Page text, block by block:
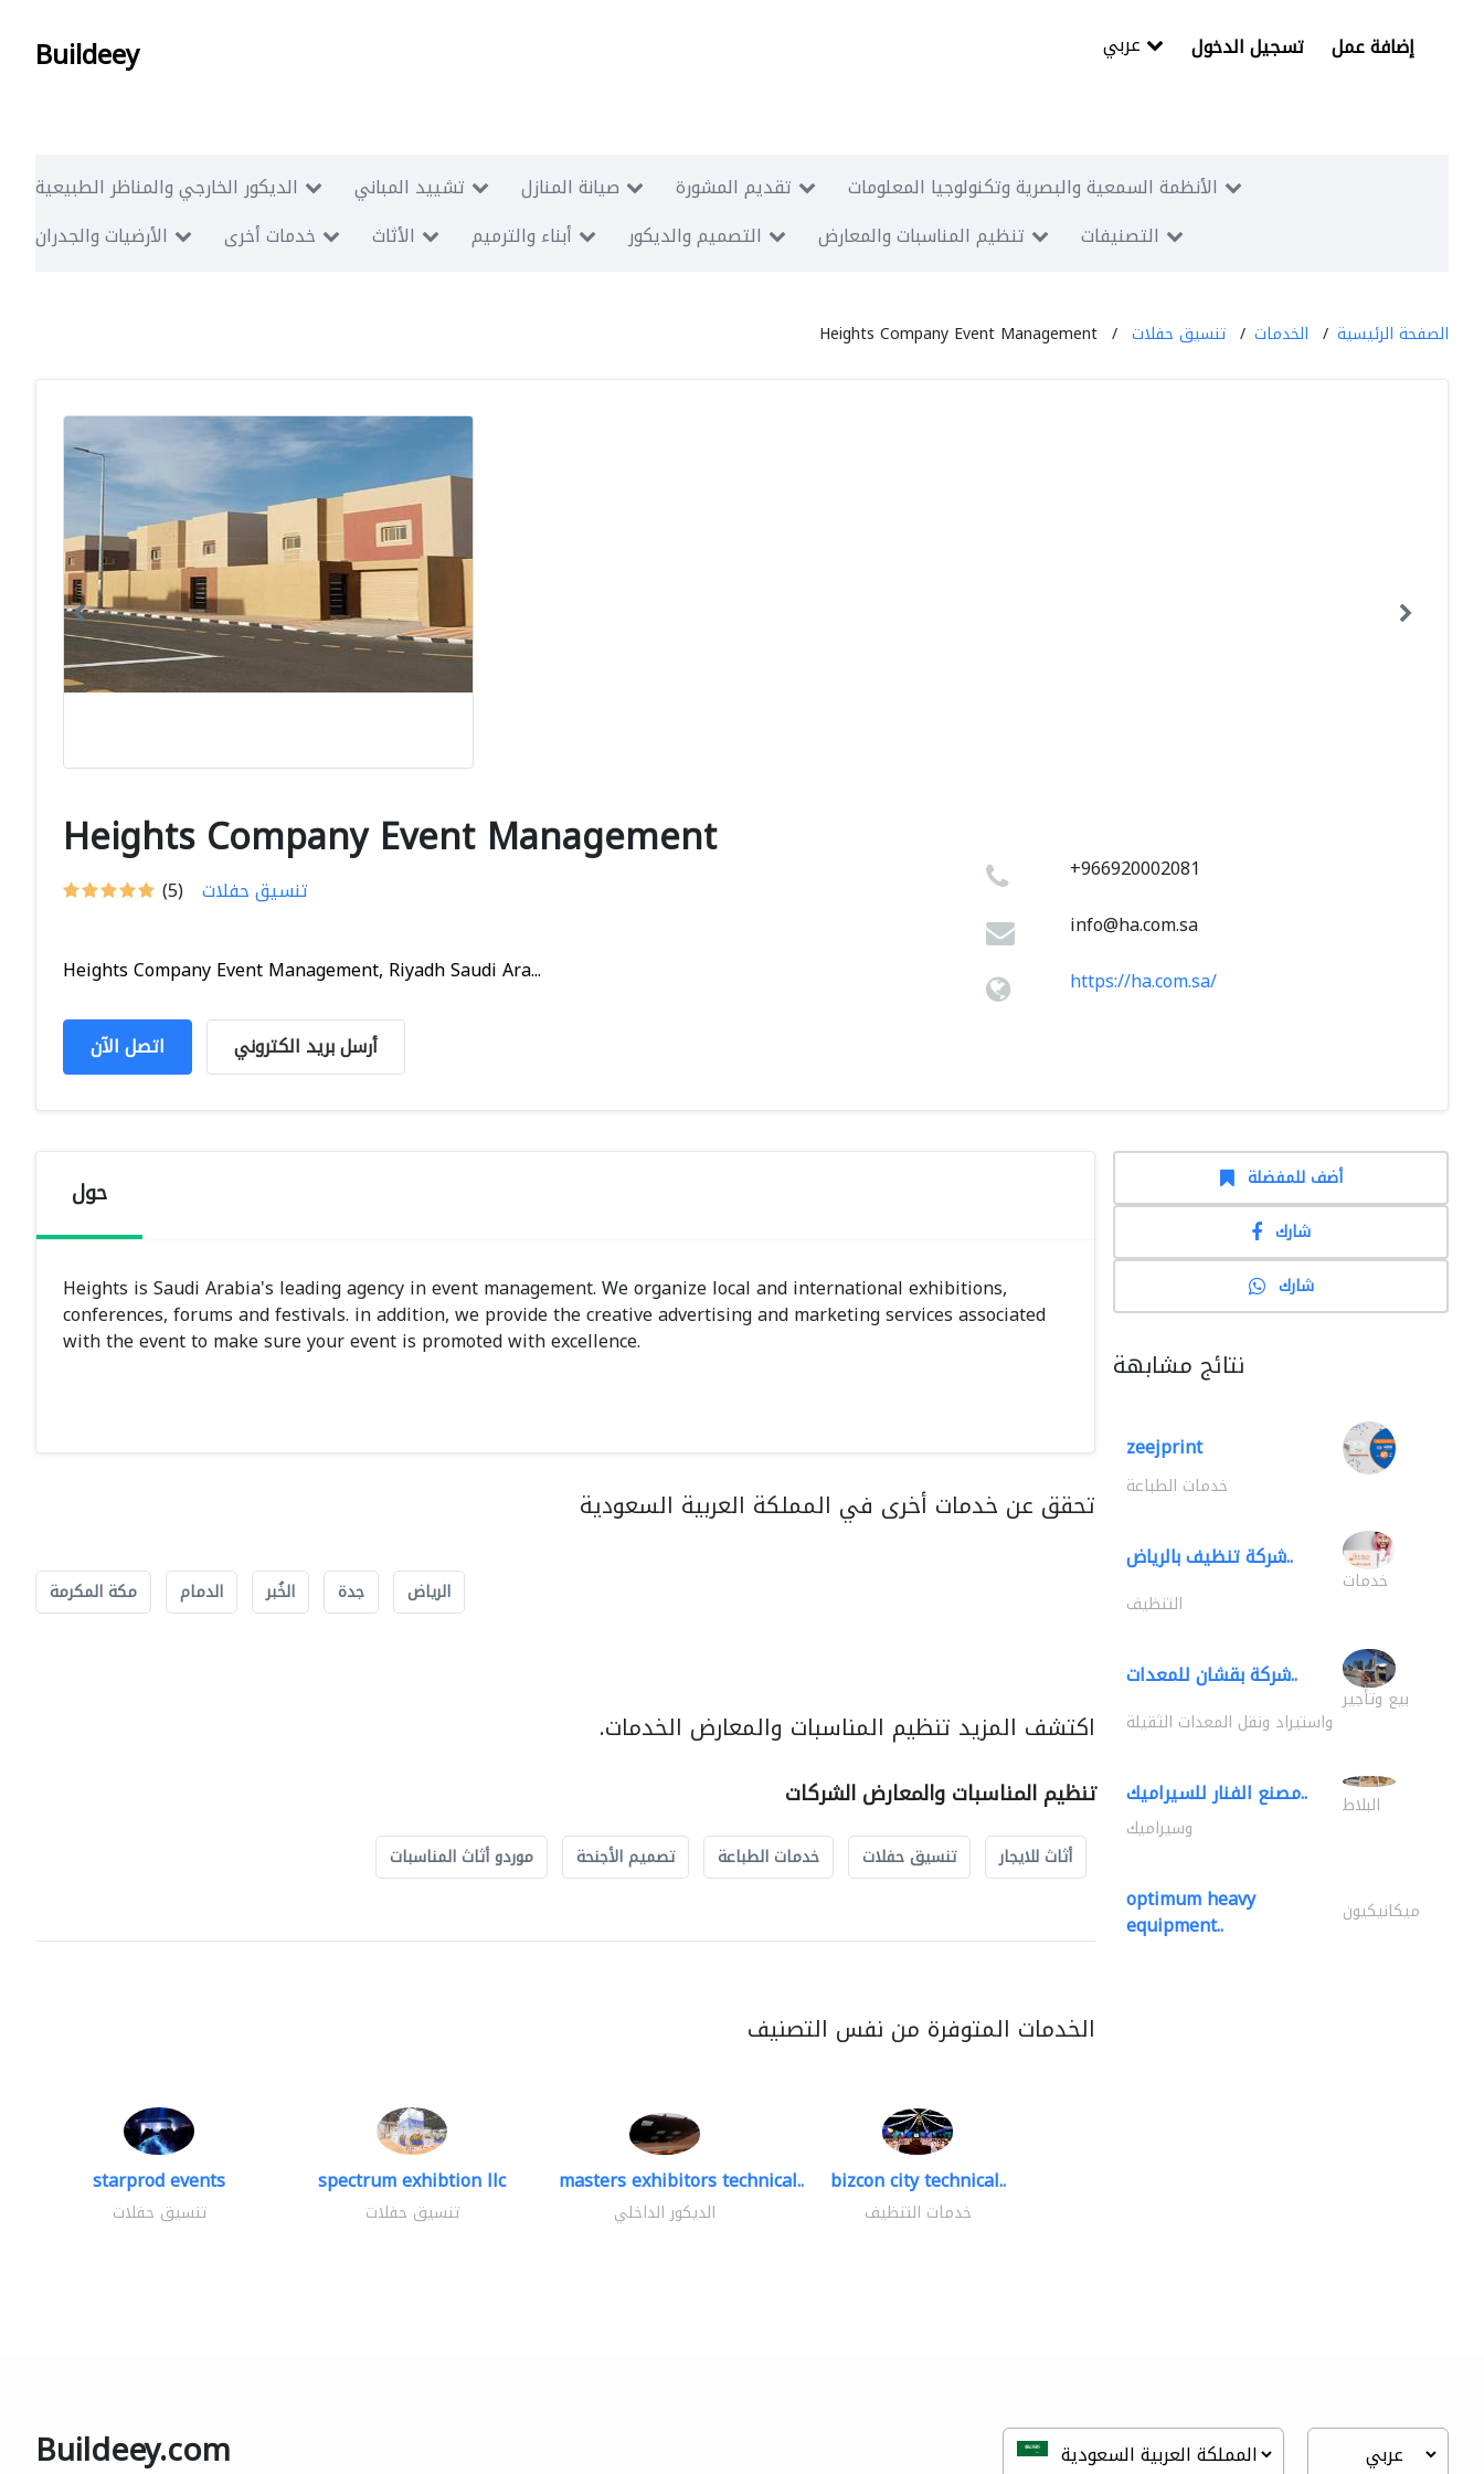
Buildeey تسجيل الدخول إضافة عمل
الديكور الخارجي والمناظر الطبيعية تشييد المباني صيانة المنازل تقديم المشورة
الأنظمة السمعية والبصرية وتكنولوجيا المعلومات
الأرضيات والجدران
خدمات أخرى الأثاث أبناء والترميم التصميم والديكور تنظيم المناسبات والمعارض التصنيفات
الصفحة الرئيسية الخدمات تنسيق حفلات Heights Company Event Management
Heights Company Event Management
(5) تنسيق حفلات
Heights Company Event Management, Riyadh Saudi Ara...
اتصل الآن أرسل بريد الكتروني
+966920002081
info@ha.com.sa
https://ha.com.sa/
حول
Heights is Saudi Arabia's leading agency in event management. We organize local and international exhibitions,
conferences, forums and festivals. in addition, we provide the creative advertising and marketing services associated
with the event to make sure your event is promoted with excellence.
تحقق عن خدمات أخرى في المملكة العربية السعودية
الرياض جدة الخُبر الدمام مكة المكرمة
اكتشف المزيد تنظيم المناسبات والمعارض الخدمات.
تنظيم المناسبات والمعارض الشركات
أثاث للايجار تنسيق حفلات خدمات الطباعة تصميم الأجنحة موردو أثاث المناسبات
الخدمات المتوفرة من نفس التصنيف
starprod events
تنسيق حفلات
spectrum exhibtion llc
تنسيق حفلات
masters exhibitors technical..
الديكور الداخلي
bizcon city technical..
خدمات التنظيف
أضف للمفضلة
شارك
شارك
نتائج مشابهة
zeejprint
خدمات الطباعة
شركة تنظيف بالرياض..
خدمات
التنظيف
شركة بقشان للمعدات..
بيع وتأجير
واستيراد ونقل المعدات الثقيلة
مصنع الفنار للسيراميك.. البلاط
وسيراميك
optimum heavy
equipment.. ميكانيكيون
Buildeey.com